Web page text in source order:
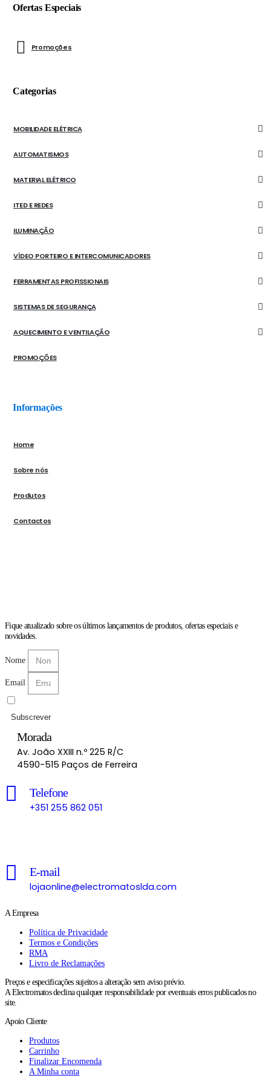
Ofertas Especiais
Promoções
Categorias
MOBILIDADE ELÉTRICA
AUTOMATISMOS
MATERIAL ELÉTRICO
ITED E REDES
ILUMINAÇÃO
VÍDEO PORTEIRO E INTERCOMUNICADORES
FERRAMENTAS PROFISSIONAIS
SISTEMAS DE SEGURANÇA
AQUECIMENTO E VENTILAÇÃO
PROMOÇÕES
Informações
Home
Sobre nós
Produtos
Contactos
Fique atualizado sobre os últimos lançamentos de produtos, ofertas especiais e
novidades.
Nome
Email
Subscrever
Morada
Av. João XXIII n.º 225 R/C
4590-515 Paços de Ferreira
Telefone
+351 255 862 051
E-mail
lojaonline@electromatoslda.com
A Empresa
Política de Privacidade
Termos e Condições
RMA
Livro de Reclamações
Preços e especificações sujeitos a alteração sem aviso prévio.
A Electromatos declina qualquer responsabilidade por eventuais erros publicados no
site.
Apoio Cliente
Produtos
Carrinho
Finalizar Encomenda
A Minha conta